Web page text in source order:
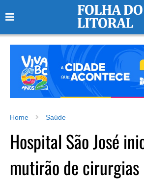
Home Saúde
Hospital São José
mutirão de cirurgias